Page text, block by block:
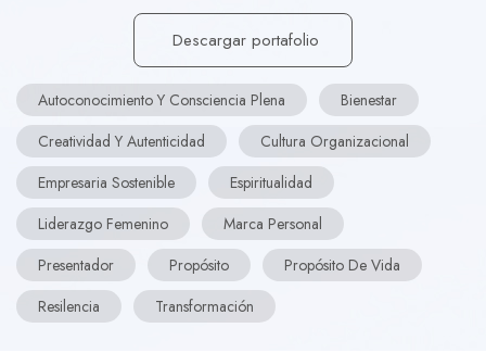
Descargar portafolio
Autoconocimiento Y Consciencia Plena
Bienestar
Creatividad Y Autenticidad
Cultura Organizacional
Empresaria Sostenible
Espiritualidad
Liderazgo Femenino
Marca Personal
Presentador
Propósito
Propósito De Vida
Resilencia
Transformación